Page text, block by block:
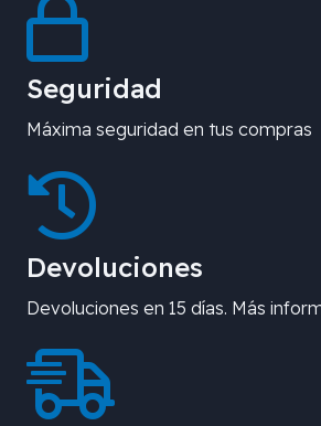
Seguridad
Máxima seguridad en tus compras
Devoluciones
Devoluciones en 15 días. Más